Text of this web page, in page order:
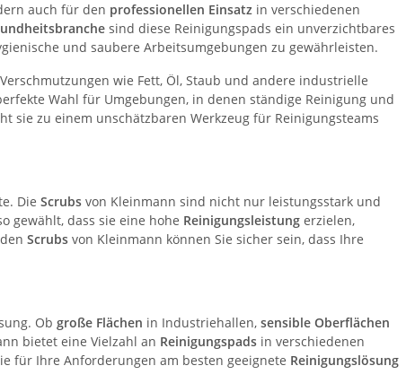
auch für den professionellen Einsatz in verschiedenen
sind diese Reinigungspads ein unverzichtbares
und saubere Arbeitsumgebungen zu gewährleisten.
wie Fett, Öl, Staub und andere industrielle
Wahl für Umgebungen, in denen ständige Reinigung und
sie zu einem unschätzbaren Werkzeug für Reinigungsteams
Die Scrubs von Kleinmann sind nicht nur leistungsstark und
gewählt, dass sie eine hohe Reinigungsleistung erzielen,
Scrubs von Kleinmann können Sie sicher sein, dass Ihre
Ob große Flächen in Industriehallen, sensible Oberflächen
bietet eine Vielzahl an Reinigungspads in verschiedenen
für Ihre Anforderungen am besten geeignete Reinigungslösung